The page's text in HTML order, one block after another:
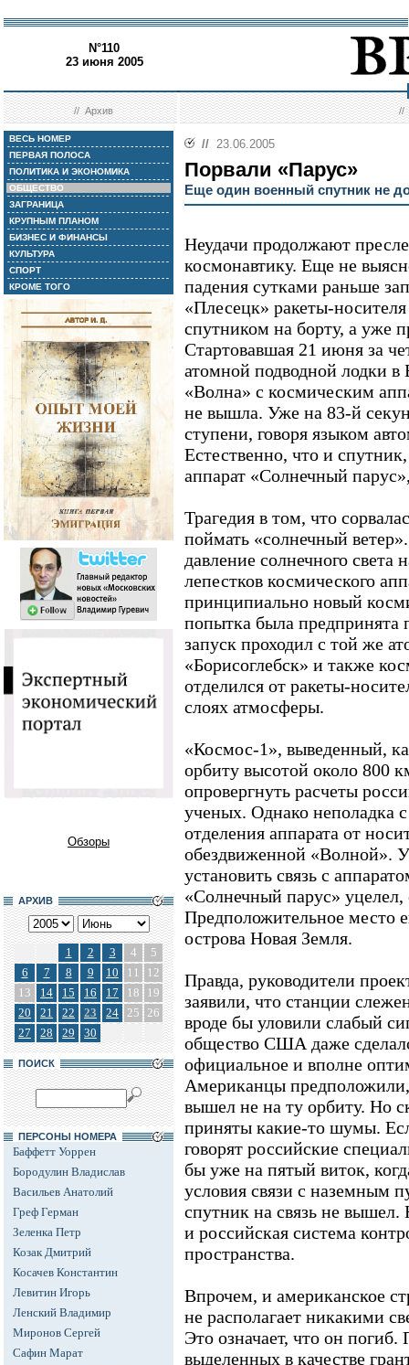
N°110
23 июня 2005
//Архив //
ВЕСЬ НОМЕР
ПЕРВАЯ ПОЛОСА
ПОЛИТИКА И ЭКОНОМИКА
ОБЩЕСТВО
ЗАГРАНИЦА
КРУПНЫМ ПЛАНОМ
БИЗНЕС И ФИНАНСЫ
КУЛЬТУРА
СПОРТ
КРОМЕ ТОГО
Обзоры
АРХИВ
1 2 3 4
5
6
7 8 9 10 11
12
13
14 15 16 17 18
19
20
21 22 23 24 25 26
27
28 29 30
ПОИСК
ПЕРСОНЫ НОМЕРА
Баффетт Уоррен
Бородулин Владислав
Васильев Анатолий
Греф Герман
Зеленка Петр
Козак Дмитрий
Косачев Константин
Левитин Игорь
Ленский Владимир
Миронов Сергей
Сафин Марат
// 23.06.2005
Порвали «Парус»
Еще один военный спутник не
Неудачи продолжают
космонавтику. Еще не
падения сутками раньше
«Плесецк» ракеты-
спутником на борту, а уже
Стартовавшая 21 июня за
атомной подводной лодки в
«Волна» с космическим
не вышла. Уже на 83-й
ступени, говоря языком
Естественно, что и
аппарат «Солнечный
Трагедия в том, что
поймать «солнечный
давление солнечного света
лепестков космического
принципиально новый
попытка была предпринята
запуск проходил с той же
«Борисоглебск» и также
отделился от ракеты-
слоях атмосферы.
«Космос-1», выведенный,
орбиту высотой около 800
опровергнуть расчеты
ученых. Однако неполадка
отделения аппарата от
обездвиженной «Волной».
установить связь с
«Солнечный парус» уцелел,
Предположительное место
острова Новая Земля.
Правда, руководители
заявили, что станции
вроде бы уловили слабый
общество США даже
официальное и вполне
Американцы
вышел не на ту орбиту. Но
приняты какие-то шумы.
говорят российские
бы уже на пятый виток,
условия связи с наземным
спутник на связь не вышел.
и российская система
пространства.
Впрочем, и американское
не располагает никакими
Это означает, что он
выделенных в качестве